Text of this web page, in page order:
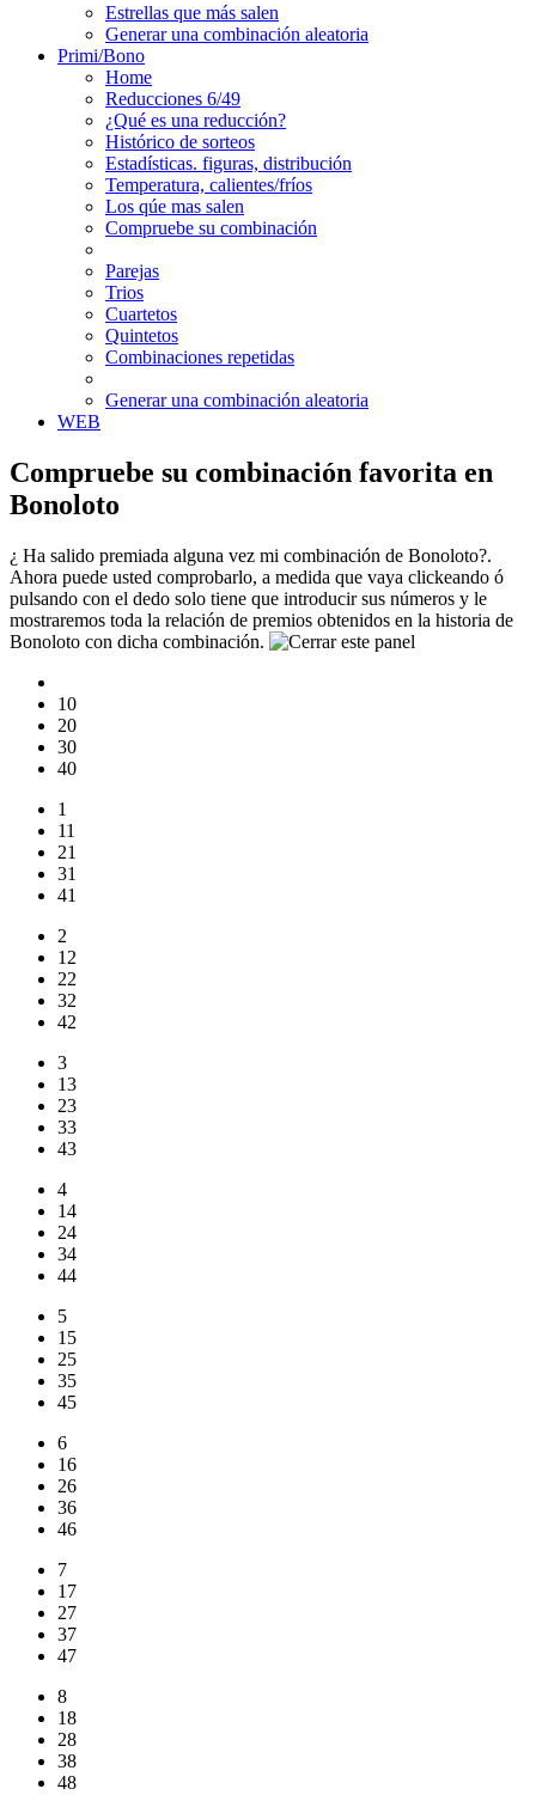
Estrellas que más salen
Generar una combinación aleatoria
Primi/Bono
Home
Reducciones 6/49
¿Qué es una reducción?
Histórico de sorteos
Estadísticas. figuras, distribución
Temperatura, calientes/fríos
Los qúe mas salen
Compruebe su combinación
Parejas
Trios
Cuartetos
Quintetos
Combinaciones repetidas
Generar una combinación aleatoria
WEB
Compruebe su combinación favorita en
Bonoloto
¿ Ha salido premiada alguna vez mi combinación de Bonoloto?.
Ahora puede usted comprobarlo, a medida que vaya clickeando ó
pulsando con el dedo solo tiene que introducir sus números y le
mostraremos toda la relación de premios obtenidos en la historia de
Bonoloto con dicha combinación.
10
20
30
40
1
11
21
31
41
2
12
22
32
42
3
13
23
33
43
4
14
24
34
44
5
15
25
35
45
6
16
26
36
46
7
17
27
37
47
8
18
28
38
48